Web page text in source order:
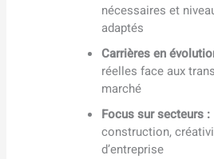
nécessaires et
adaptés
Carrières en
réelles face aux
marché
Focus sur secteurs :
construction,
d’entreprise